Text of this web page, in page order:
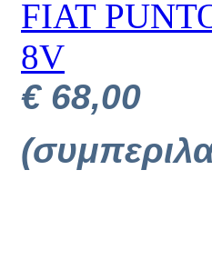
€ 68,00